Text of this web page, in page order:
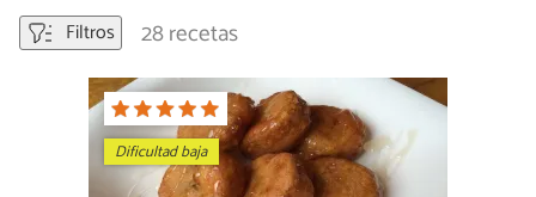
Filtros
28 recetas
Dificultad baja